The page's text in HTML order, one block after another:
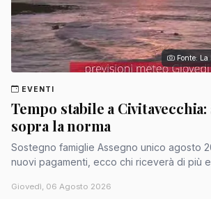
Fonte:
EVENTI
Tempo stabile a
sopra la norma
Sostegno famiglie Assegno unico agosto
nuovi pagamenti, ecco chi riceverà di più
Giovedì, 06 Agosto 2026